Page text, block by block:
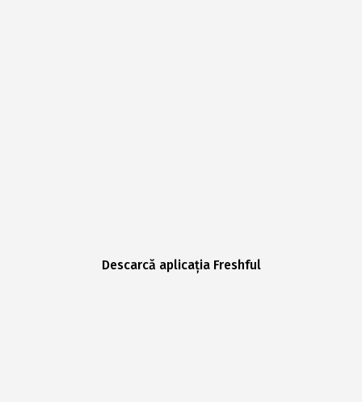
Descarcă aplicația Freshful